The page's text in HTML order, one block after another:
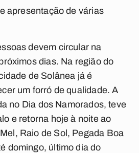
apresentação de várias
devem circular na
dias. Na região do
de Solânea já é
um forró de qualidade. A
no Dia dos Namorados, teve
e retorna hoje à noite ao
Raio de Sol, Pegada Boa
domingo, último dia do